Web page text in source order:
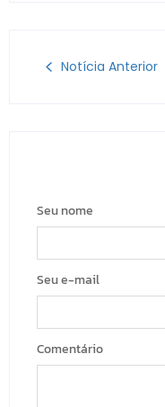
Notícia Anterior
Seu nome
Seu e-mail
Comentário